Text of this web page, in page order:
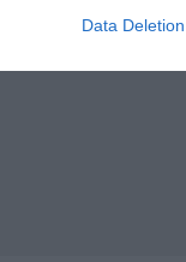
Data Deletion